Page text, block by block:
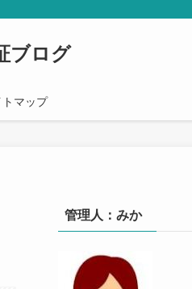
人にも分かりやすく解説していきます。
ブログ
トマップ
管理人：みか